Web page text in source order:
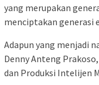
yang merupakan
menciptakan generasi
Adapun yang menjadi
Denny Anteng
dan Produksi Intelijen